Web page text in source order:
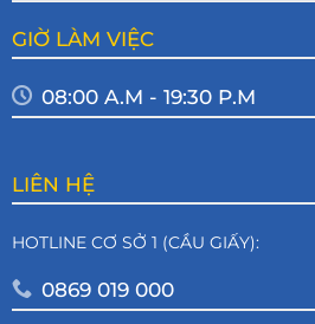
GIỜ LÀM VIỆC
08:00 A.M - 19:30 P.M
LIÊN HỆ
HOTLINE CƠ SỞ 1 (CẦU GIẤY):
0869 019 000